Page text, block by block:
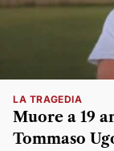
LA TRAGEDIA
Muore a 19
Tommaso